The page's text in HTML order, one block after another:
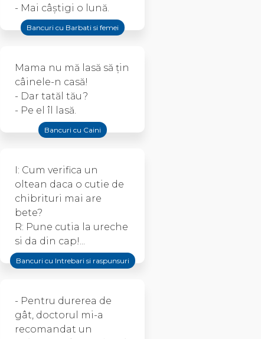
- Mai câştigi o lună.
Bancuri cu Barbati si femei
Mama nu mă lasă să țin
câinele-n casă!
- Dar tatăl tău?
- Pe el îl lasă.
Bancuri cu Caini
I: Cum verifica un
oltean daca o cutie de
chibrituri mai are
bete?
R: Pune cutia la ureche
si da din cap!...
Bancuri cu Intrebari si raspunsuri
- Pentru durerea de
gât, doctorul mi-a
recomandat un